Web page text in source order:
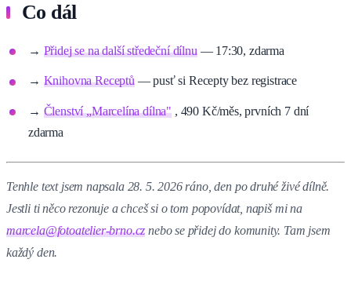
Co dál
→ Přidej se na další středeční dílnu— 17:30, zdarma
→ Knihovna Receptů— pusť si Recepty bez registrace
→ Členství „Marcelína dílna" , 490 Kč/měs, prvních 7 dní
zdarma
Tenhle text jsem napsala 28. 5. 2026 ráno, den po druhé živé dílně.
Jestli ti něco rezonuje a chceš si o tom popovídat, napiš mi na
marcela@fotoatelier-brno.cz nebo se přidej do komunity. Tam jsem
každý den.